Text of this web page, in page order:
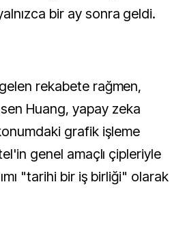
bir ay sonra geldi.
rekabete rağmen,
Huang, yapay zeka
grafik işleme
genel amaçlı çipleriyle
"tarihi bir iş birliği" olarak